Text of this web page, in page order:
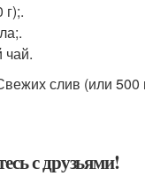
чай.
слив (или
с друзьями!